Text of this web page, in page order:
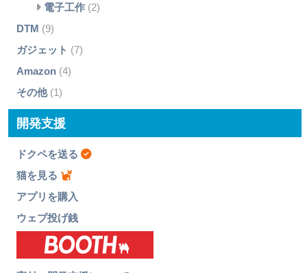
電子工作(2)
DTM (9)
ガジェット (7)
Amazon(4)
その他(1)
開発支援
ドクペを送る
猫を見る
アプリを購入
ウェブ投げ銭